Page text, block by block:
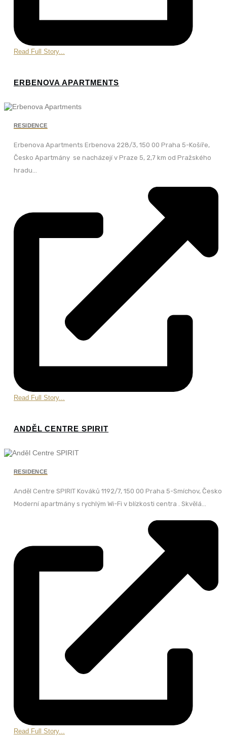
Read Full Story...
ERBENOVA APARTMENTS
RESIDENCE
Erbenova Apartments Erbenova 228/3, 150 00 Praha 5-Košíře,
Česko Apartmány se nacházejí v Praze 5, 2,7 km od Pražského
hradu...
Read Full Story...
ANDĚL CENTRE SPIRIT
RESIDENCE
Anděl Centre SPIRIT Kováků 1192/7, 150 00 Praha 5-Smíchov, Česko
Moderní apartmány s rychlým Wi-Fi v blízkosti centra . Skvělá...
Read Full Story...